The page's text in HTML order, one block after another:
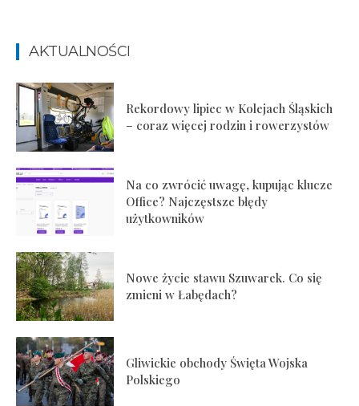
AKTUALNOŚCI
Rekordowy lipiec w Kolejach Śląskich
– coraz więcej rodzin i rowerzystów
Na co zwrócić uwagę, kupując klucze
Office? Najczęstsze błędy
użytkowników
Nowe życie stawu Szuwarek. Co się
zmieni w Łabędach?
Gliwickie obchody Święta Wojska
Polskiego